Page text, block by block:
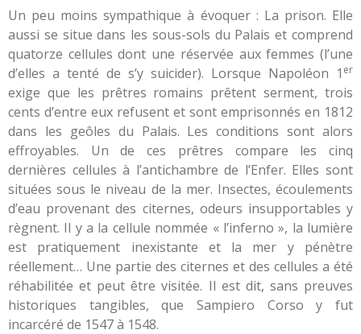
Un peu moins sympathique à évoquer : La prison. Elle
aussi se situe dans les sous-sols du Palais et comprend
quatorze cellules dont une réservée aux femmes (l’une
d’elles a tenté de s’y suicider). Lorsque Napoléon 1 er
exige que les prêtres romains prêtent serment, trois
cents d’entre eux refusent et sont emprisonnés en 1812
dans les geôles du Palais. Les conditions sont alors
effroyables. Un de ces prêtres compare les cinq
dernières cellules à l’antichambre de l’Enfer. Elles sont
situées sous le niveau de la mer. Insectes, écoulements
d’eau provenant des citernes, odeurs insupportables y
règnent. Il y a la cellule nommée « l’inferno », la lumière
est pratiquement inexistante et la mer y pénètre
réellement… Une partie des citernes et des cellules a été
réhabilitée et peut être visitée. Il est dit, sans preuves
historiques tangibles, que Sampiero Corso y fut
incarcéré de 1547 à 1548.